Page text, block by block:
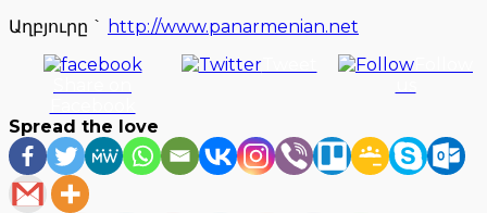
Աղբյուրը ` http://www.panarmenian.net
Tweet
Spread the love